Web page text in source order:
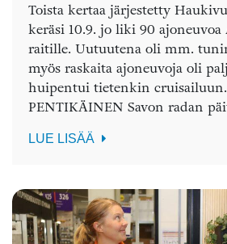
Toista kertaa järjestetty
keräsi 10.9. jo liki 90
raitille. Uutuutena oli mm.
myös raskaita ajoneuvoja oli
huipentui tietenkin cruisailuun.
PENTIKÄINEN Savon radan
LUE LISÄÄ